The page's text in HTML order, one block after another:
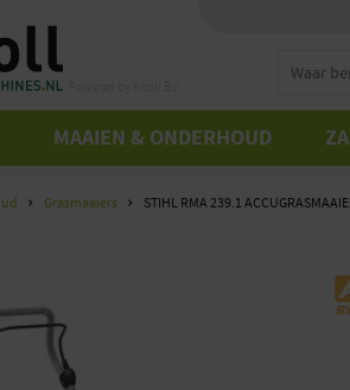
MAAIEN & ONDERHOUD
Grasmaaiers STIHL RMA 239.1